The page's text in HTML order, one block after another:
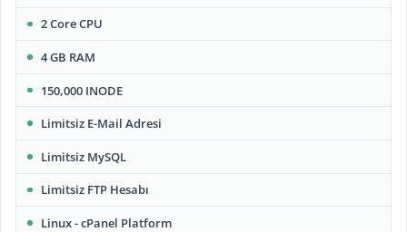
2 Core CPU
4 GB RAM
150,000 INODE
Limitsiz E-Mail Adresi
Limitsiz MySQL
Limitsiz FTP Hesabı
Linux - cPanel Platform